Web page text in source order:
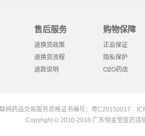
售后服务
退换货政策
退换货流程
退款说明
购物保障
正品保证
隐私保护
O2O药店
网药品交易服务资格证书编号：粤C20150017 ICP
Copyright © 2010-2018 广东恒金堂医药连